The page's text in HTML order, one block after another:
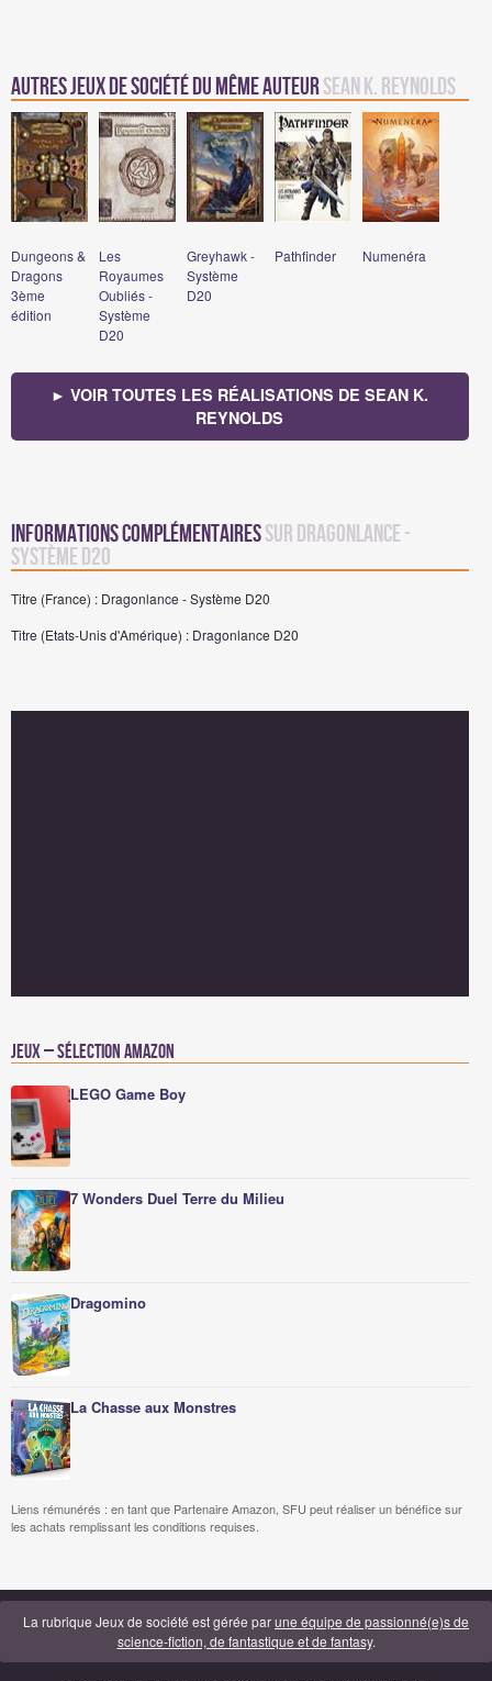
Autres Jeux de société du même auteurSean K. Reynolds
Dungeons &
Dragons
3ème
édition
Les
Royaumes
Oubliés -
Système
D20
Greyhawk -
Système
D20
Pathfinder Numenéra
► VOIR TOUTES LES RÉALISATIONS DE SEAN K.
REYNOLDS
Informations complémentairessur Dragonlance -
Système D20
Titre (France) : Dragonlance - Système D20
Titre (Etats-Unis d'Amérique) : Dragonlance D20
Jeux – Sélection Amazon
LEGO Game Boy
7 Wonders Duel Terre du Milieu
Dragomino
La Chasse aux Monstres
Liens rémunérés : en tant que Partenaire Amazon, SFU peut réaliser un bénéfice sur
les achats remplissant les conditions requises.
La rubrique Jeux de société est gérée parune équipe de passionné(e)s de
science-fiction, de fantastique et de fantasy.